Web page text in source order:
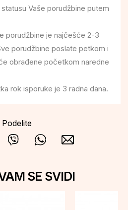
Vaše porudžbine putem
porudžbine je najčešće 2-3
porudžbine poslate petkom i
obrađene početkom naredne
rok isporuke je 3 radna dana.
Podelite
SE SVIDI